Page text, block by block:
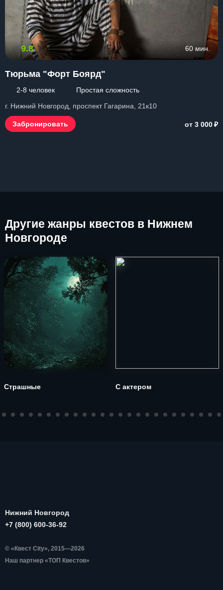
9.8 60 мин.
Тюрьма "Форт Боярд"
2-8 человек
Простая сложность
г. Нижний Новгород, проспект Гагарина, 21к10
Забронировать от 3 000₽
Другие жанры квестов в Нижнем
Новгороде
Страшные С актером
Нижний Новгород
+7 (800) 600-36-92
© «Квест City», 2015—2026
Наш партнер «ТОП Квестов»